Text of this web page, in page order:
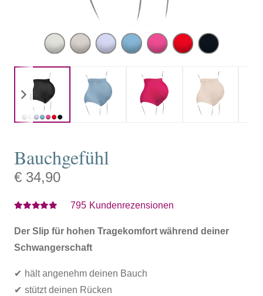
Bauchgefühl
€ 34,90
795 Kundenrezensionen
Der Slip für hohen Tragekomfort während deiner
Schwangerschaft
hält angenehm deinen Bauch
stützt deinen Rücken